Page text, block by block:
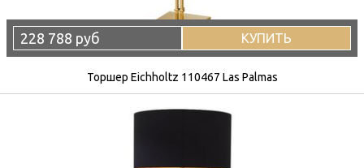
228 788 руб КУПИТЬ
Торшер Eichholtz 110467 Las Palmas